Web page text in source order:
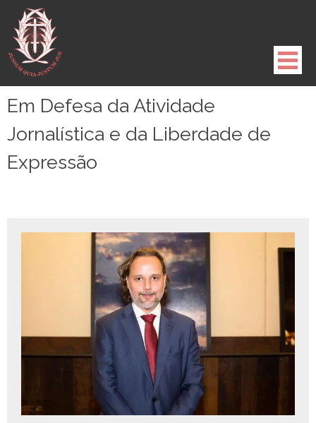
para
conteúdo
Em Defesa da Atividade
Jornalística e da Liberdade de
Expressão